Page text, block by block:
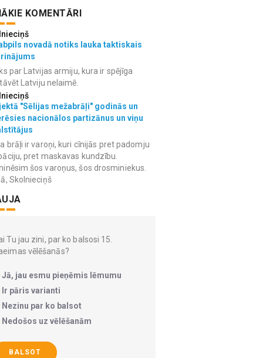
KOMENTĀRI
novadā notiks lauka taktiskais
par Latvijas armiju, kura ir spējīga
Latviju nelaimē.
"Sēlijas mežabrāļi" godinās un
nacionālos partizānus un viņu
brāļi ir varoņi, kuri cīnijās pret padomju
pret maskavas kundzību.
šos varoņus, šos drosminiekus.
Skolnieciņš
Tu jau zini, par ko balsosi 15.
vēlēšanās?
Jā, jau esmu pieņēmis lēmumu
Ir pāris varianti
Nezinu par ko balsot
Nedošos uz vēlēšanām
BALSOT